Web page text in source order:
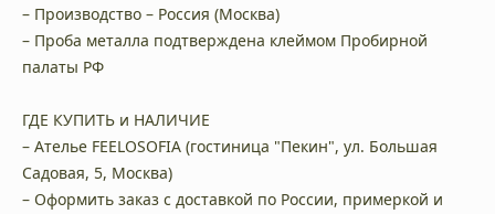
– Производство – Россия (Москва)
– Проба металла подтверждена клеймом Пробирной
палаты РФ
ГДЕ КУПИТЬ и НАЛИЧИЕ
– Ателье FEELOSOFIA (гостиница "Пекин", ул. Большая
Садовая, 5, Москва)
– Оформить заказ с доставкой по России, примеркой и